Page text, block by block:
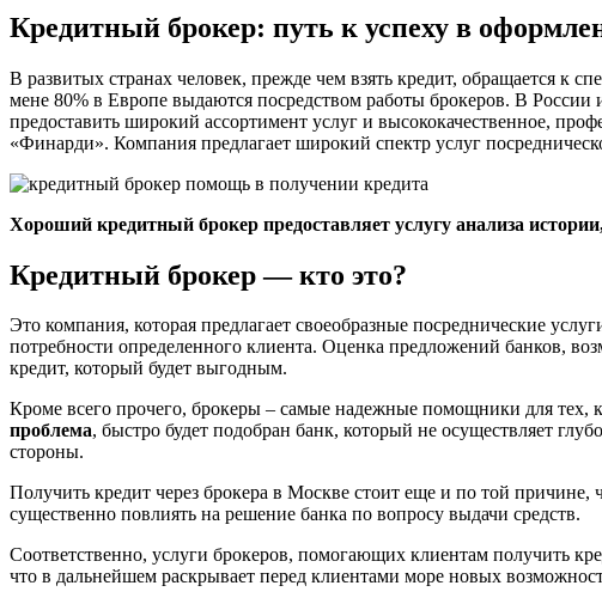
Кредитный брокер: путь к успеху в
В развитых странах человек, прежде чем взять кредит, обращается
мене 80% в Европе выдаются посредством работы брокеров. В России
предоставить широкий ассортимент услуг и высококачественное,
«Финарди». Компания предлагает широкий спектр услуг
Хороший кредитный брокер предоставляет услугу анализа
Кредитный брокер — кто это?
Это компания, которая предлагает своеобразные посреднические
потребности определенного клиента. Оценка предложений банков,
кредит, который будет выгодным.
Кроме всего прочего, брокеры – самые надежные помощники для тех,
проблема, быстро будет подобран банк, который не осуществляет
стороны.
Получить кредит через брокера в Москве стоит еще и по той
существенно повлиять на решение банка по вопросу выдачи средств.
Соответственно, услуги брокеров, помогающих клиентам получить
что в дальнейшем раскрывает перед клиентами море новых